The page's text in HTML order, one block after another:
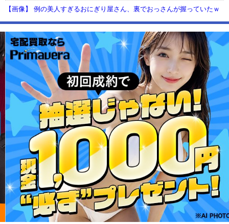
【画像】 例の美人すぎるおにぎり屋さん、裏でおっさんが握っていたｗ
【動画】USJの禁止エリアに子どもたちが続々乱入 → スタッフが注意し
ても止まらない事態に
Powered by livedoor 相互RSS